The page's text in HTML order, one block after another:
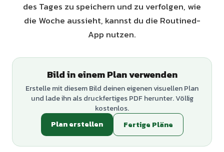
des Tages zu speichern und zu verfolgen, wie
die Woche aussieht, kannst du die Routined-
App nutzen.
Bild in einem Plan verwenden
Erstelle mit diesem Bild deinen eigenen visuellen Plan
und lade ihn als druckfertiges PDF herunter. Völlig
kostenlos.
Plan erstellen
Fertige Pläne